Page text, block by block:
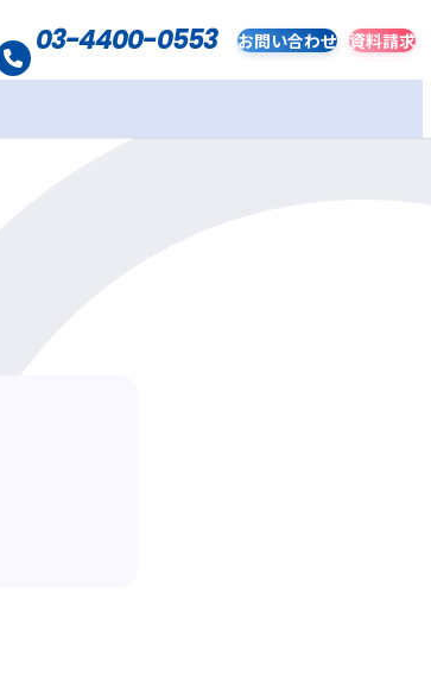
03-4400-0553 お問い合わせ 資料請求